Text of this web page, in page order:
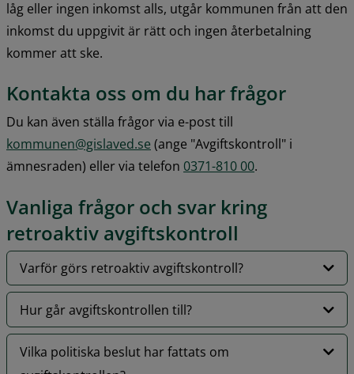
låg eller ingen inkomst alls, utgår kommunen från att den
inkomst du uppgivit är rätt och ingen återbetalning
kommer att ske.
Kontakta oss om du har frågor
kommunen@gislaved.se (ange "Avgiftskontroll" i
ämnesraden) eller via telefon 0371-810 00.
Vanliga frågor och svar kring
retroaktiv avgiftskontroll
Varför görs retroaktiv avgiftskontroll​?
Hur går avgiftskontrollen till?
Vilka politiska beslut har fattats om